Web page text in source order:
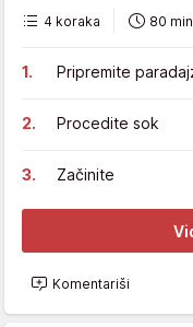
4 koraka 80
Pripremite
Procedite sok
Začinite
Komentariši